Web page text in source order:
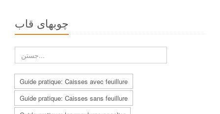
چوبهاى قاب
Guide pratique: Caisses avec feuillure
Guide pratique: Caisses sans feuillure